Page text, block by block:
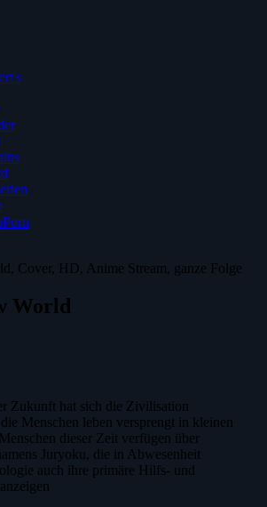
World
Zukunft hat sich die Zivilisation
Menschen leben versprengt in kleinen
dieser Zeit verfügen über
Juryoku, die in Abwesenheit
auch ihre primäre Hilfs- und